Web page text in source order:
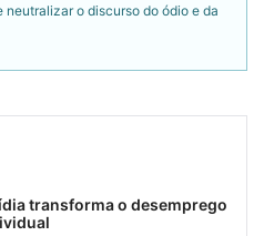
o discurso do ódio e da
transforma o desemprego